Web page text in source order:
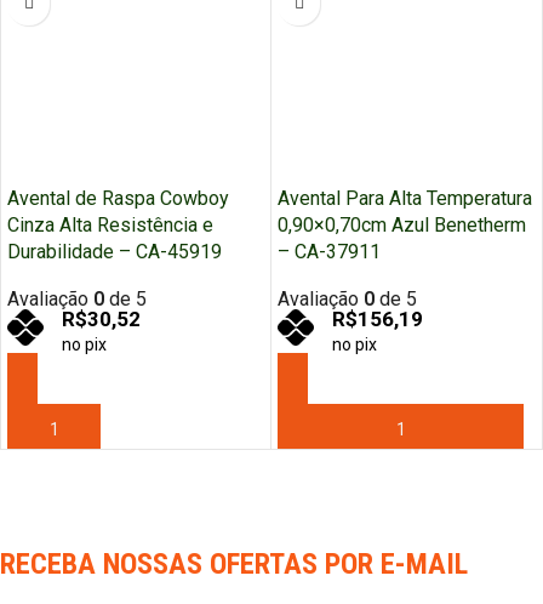
Avental de Raspa Cowboy
Cinza Alta Resistência e
Durabilidade – CA-45919
Avaliação 0 de 5
R$30,52
no pix
Avental Para Alta Temperatura
0,90×0,70cm Azul Benetherm
– CA-37911
Avaliação 0 de 5
R$156,19
no pix
RECEBA NOSSAS OFERTAS POR E-MAIL